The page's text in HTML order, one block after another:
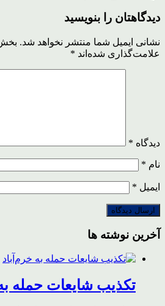
دیدگاهتان را بنویسید
نشانی ایمیل شما منتشر نخواهد شد.
علامت‌گذاری شده‌اند *
دیدگاه *
نام *
ایمیل *
آخرین نوشته ها
تکذیب شایعات حمله